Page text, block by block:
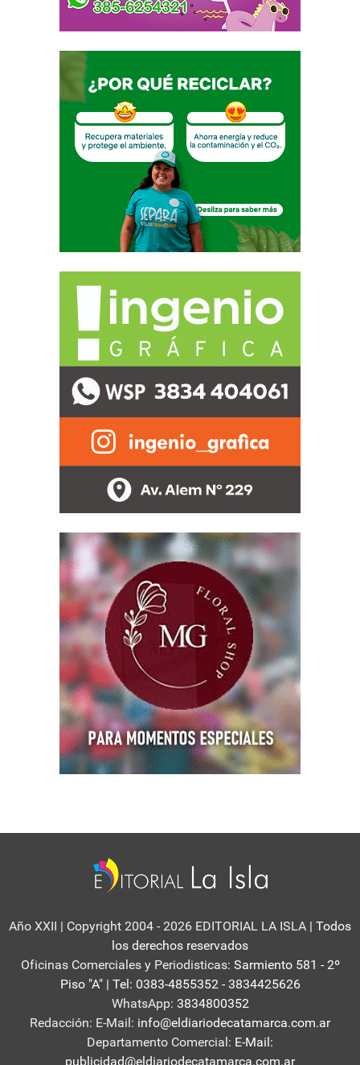
Año XXII | Copyright 2004 - 2026 EDITORIAL LA ISLA | Todos
los derechos reservados
Oficinas Comerciales y Periodisticas: Sarmiento 581 - 2º
Piso "A" | Tel: 0383-4855352 - 3834425626
WhatsApp: 3834800352
Redacción: E-Mail: info@eldiariodecatamarca.com.ar
Departamento Comercial: E-Mail:
publicidad@eldiariodecatamarca.com.ar